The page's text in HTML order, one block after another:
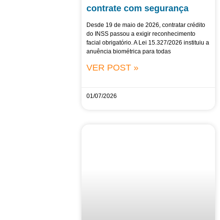
contrate com segurança
Desde 19 de maio de 2026, contratar crédito
do INSS passou a exigir reconhecimento
facial obrigatório. A Lei 15.327/2026 instituiu a
anuência biométrica para todas
VER POST »
01/07/2026